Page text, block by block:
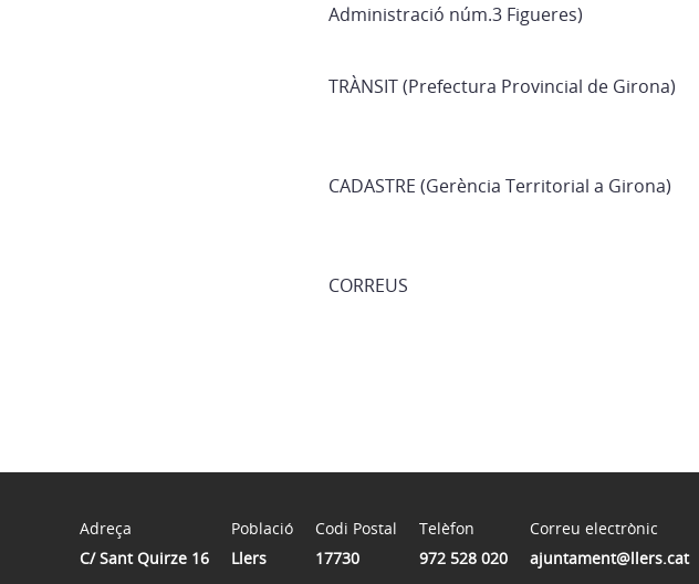
Administració núm.3 Figueres)
TRÀNSIT (Prefectura Provincial de Girona)
CADASTRE (Gerència Territorial a Girona)
CORREUS
Adreça
C/ Sant Quirze 16
Població
Llers
Codi Postal
17730
Telèfon
972 528 020
Correu electrònic
ajuntament@llers.cat